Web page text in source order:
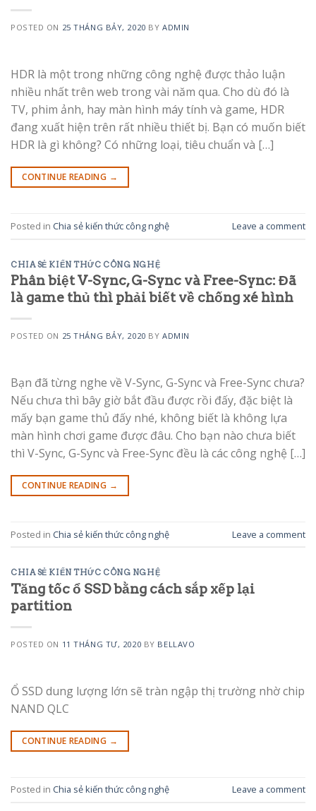
POSTED ON 25 THÁNG BẢY, 2020 BY ADMIN
HDR là một trong những công nghệ được thảo luận
nhiều nhất trên web trong vài năm qua. Cho dù đó là
TV, phim ảnh, hay màn hình máy tính và game, HDR
đang xuất hiện trên rất nhiều thiết bị. Bạn có muốn biết
HDR là gì không? Có những loại, tiêu chuẩn và […]
CONTINUE READING →
Posted in Chia sẻ kiến thức công nghệ Leave a comment
CHIA SẺ KIẾN THỨC CÔNG NGHỆ
Phân biệt V-Sync, G-Sync và Free-Sync: Đã
là game thủ thì phải biết về chống xé hình
POSTED ON 25 THÁNG BẢY, 2020 BY ADMIN
Bạn đã từng nghe về V-Sync, G-Sync và Free-Sync chưa?
Nếu chưa thì bây giờ bắt đầu được rồi đấy, đặc biệt là
mấy bạn game thủ đấy nhé, không biết là không lựa
màn hình chơi game được đâu. Cho bạn nào chưa biết
thì V-Sync, G-Sync và Free-Sync đều là các công nghệ […]
CONTINUE READING →
Posted in Chia sẻ kiến thức công nghệ Leave a comment
CHIA SẺ KIẾN THỨC CÔNG NGHỆ
Tăng tốc ổ SSD bằng cách sắp xếp lại
partition
POSTED ON 11 THÁNG TƯ, 2020 BY BELLAVO
Ổ SSD dung lượng lớn sẽ tràn ngập thị trường nhờ chip
NAND QLC
CONTINUE READING →
Posted in Chia sẻ kiến thức công nghệ Leave a comment